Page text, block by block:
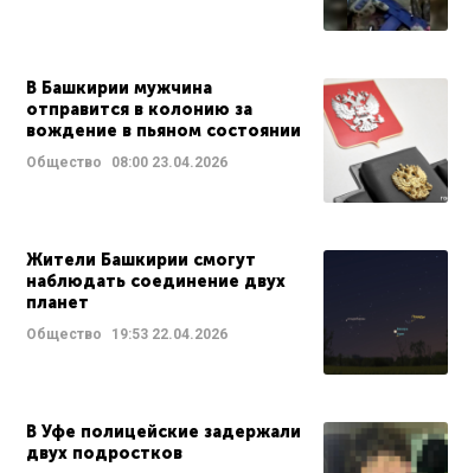
В Башкирии мужчина
отправится в колонию за
вождение в пьяном состоянии
Общество 08:00 23.04.2026
Жители Башкирии смогут
наблюдать соединение двух
планет
Общество 19:53 22.04.2026
В Уфе полицейские задержали
двух подростков